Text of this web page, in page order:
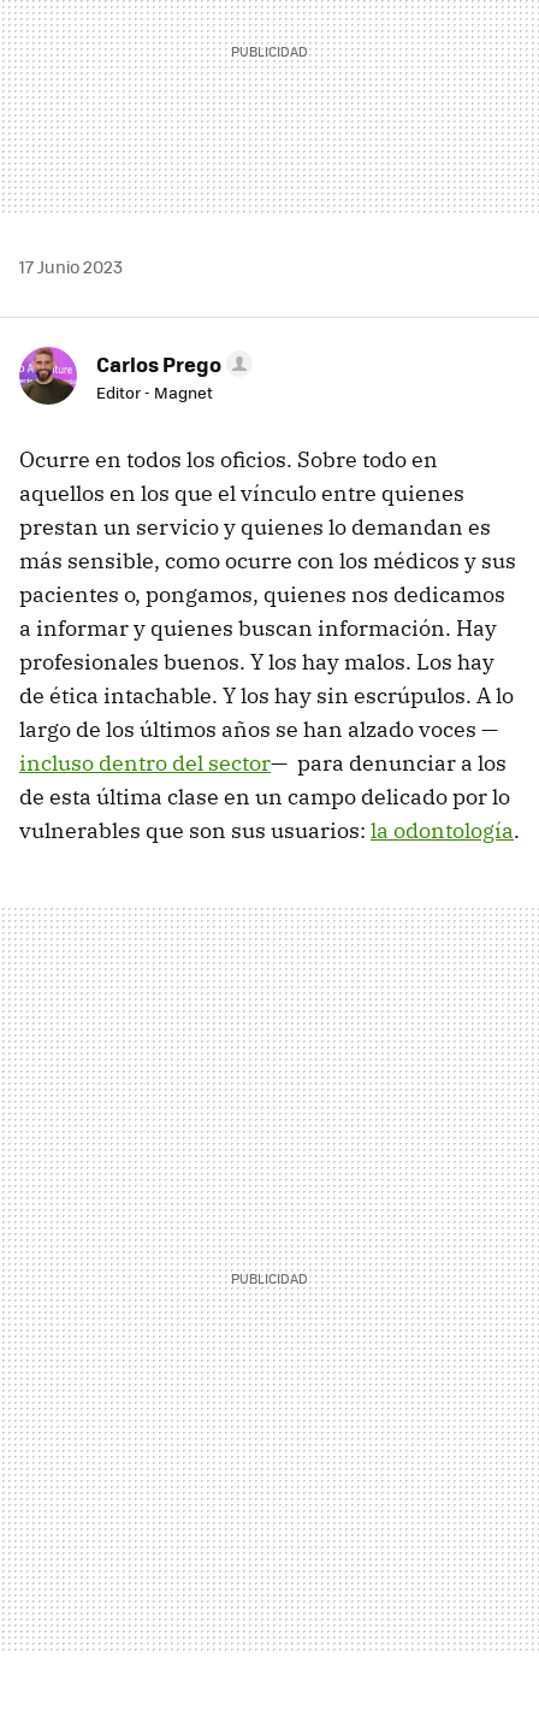
17 Junio 2023
Carlos Prego
Editor - Magnet
Ocurre en todos los oficios. Sobre todo en
aquellos en los que el vínculo entre quienes
prestan un servicio y quienes lo demandan es
más sensible, como ocurre con los médicos y sus
pacientes o, pongamos, quienes nos dedicamos
a informar y quienes buscan información. Hay
profesionales buenos. Y los hay malos. Los hay
de ética intachable. Y los hay sin escrúpulos. A lo
largo de los últimos años se han alzado voces —
incluso dentro del sector— para denunciar a los
de esta última clase en un campo delicado por lo
vulnerables que son sus usuarios: la odontología.